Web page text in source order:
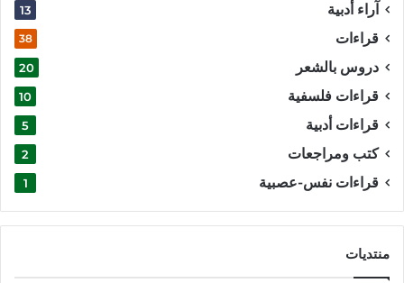
آراء أدبية 13
قراءات 38
دروس بالشعر 20
قراءات فلسفية 10
قراءات أدبية 5
كتب ومراجعات 2
قراءات نفس-عصبية 1
منتديات